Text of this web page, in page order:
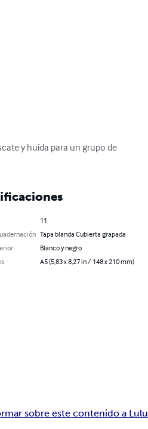
y huida para un grupo de
11
Tapa blanda Cubierta grapada
Blanco y negro
A5 (5,83 x 8,27 in / 148 x 210 mm)
sobre este contenido a Lulu